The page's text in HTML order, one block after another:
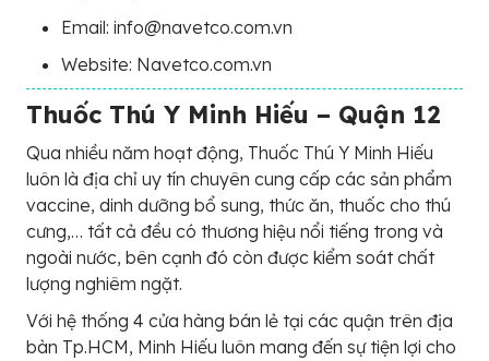
Email: info@navetco.com.vn
Website: Navetco.com.vn
Thuốc Thú Y Minh Hiếu – Quận 12
Qua nhiều năm hoạt động, Thuốc Thú Y Minh Hiếu
luôn là địa chỉ uy tín chuyên cung cấp các sản phẩm
vaccine, dinh dưỡng bổ sung, thức ăn, thuốc cho thú
cưng,… tất cả đều có thương hiệu nổi tiếng trong và
ngoài nước, bên cạnh đó còn được kiểm soát chất
lượng nghiêm ngặt.
Với hệ thống 4 cửa hàng bán lẻ tại các quận trên địa
bàn Tp.HCM, Minh Hiếu luôn mang đến sự tiện lợi cho